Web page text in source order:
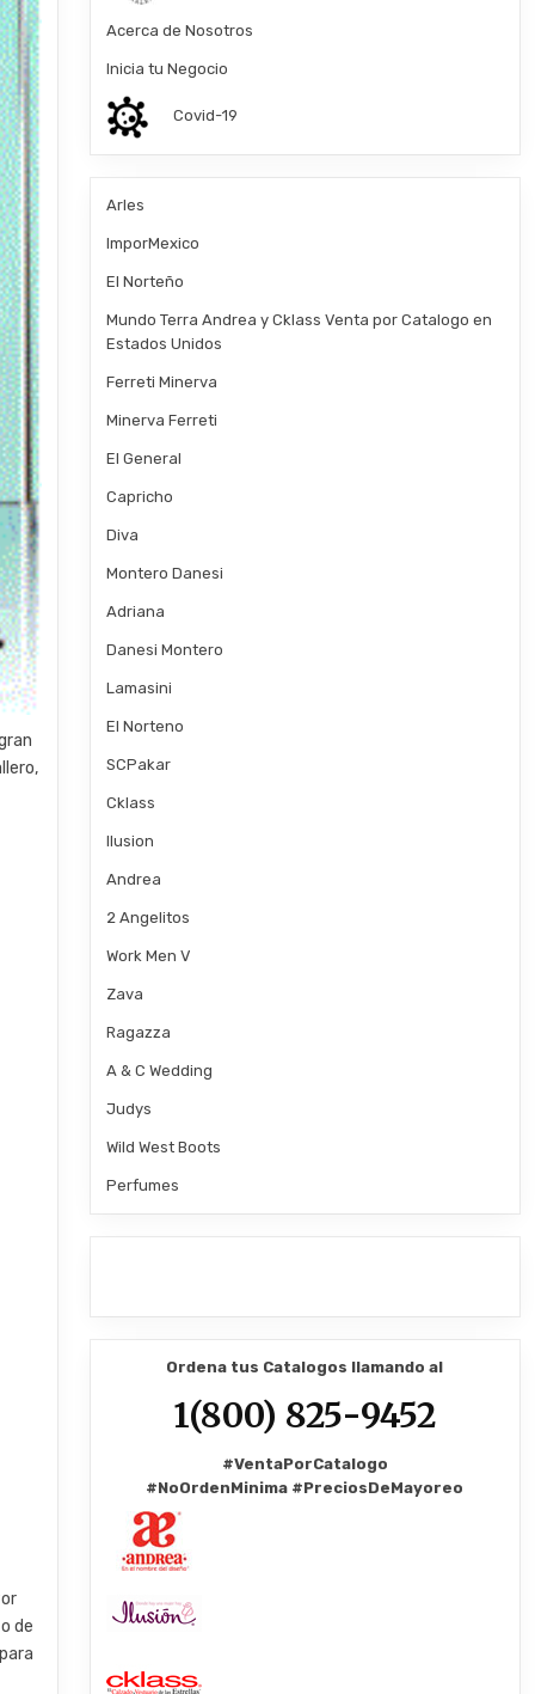
de
Acerca de Nosotros
Inicia tu Negocio
Covid-19
Arles
ImporMexico
El Norteño
Mundo Terra Andrea y Cklass Venta por Catalogo en
Estados Unidos
Ferreti Minerva
Minerva Ferreti
El General
Capricho
Diva
Montero Danesi
Adriana
Danesi Montero
Lamasini
El Norteno
SCPakar
Cklass
Ilusion
Andrea
2 Angelitos
Work Men V
Zava
Ragazza
A & C Wedding
Judys
Wild West Boots
Perfumes
Ordena tus Catalogos llamando al
1(800) 825-9452
#VentaPorCatalogo
#NoOrdenMinima #PreciosDeMayoreo